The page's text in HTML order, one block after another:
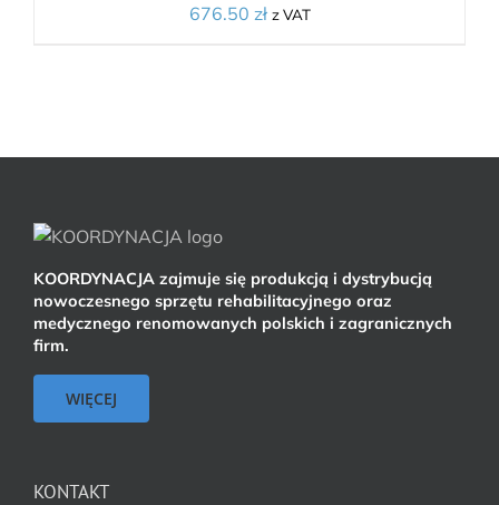
676.50 zł z VAT
KOORDYNACJA zajmuje się produkcją i dystrybucją
nowoczesnego sprzętu rehabilitacyjnego oraz
medycznego renomowanych polskich i zagranicznych
firm.
WIĘCEJ
KONTAKT